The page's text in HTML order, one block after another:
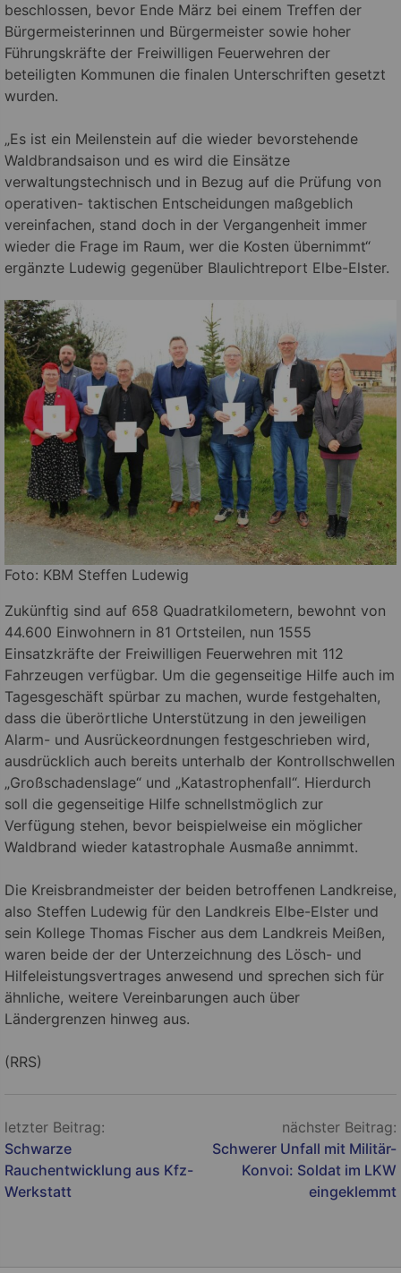
beschlossen, bevor Ende März bei einem Treffen der
Bürgermeisterinnen und Bürgermeister sowie hoher
Führungskräfte der Freiwilligen Feuerwehren der
beteiligten Kommunen die finalen Unterschriften gesetzt
wurden.
„Es ist ein Meilenstein auf die wieder bevorstehende
Waldbrandsaison und es wird die Einsätze
verwaltungstechnisch und in Bezug auf die Prüfung von
operativen- taktischen Entscheidungen maßgeblich
vereinfachen, stand doch in der Vergangenheit immer
wieder die Frage im Raum, wer die Kosten übernimmt“
ergänzte Ludewig gegenüber Blaulichtreport Elbe-Elster.
Foto: KBM Steffen Ludewig
Zukünftig sind auf 658 Quadratkilometern, bewohnt von
44.600 Einwohnern in 81 Ortsteilen, nun 1555
Einsatzkräfte der Freiwilligen Feuerwehren mit 112
Fahrzeugen verfügbar. Um die gegenseitige Hilfe auch im
Tagesgeschäft spürbar zu machen, wurde festgehalten,
dass die überörtliche Unterstützung in den jeweiligen
Alarm- und Ausrückeordnungen festgeschrieben wird,
ausdrücklich auch bereits unterhalb der Kontrollschwellen
„Großschadenslage“ und „Katastrophenfall“. Hierdurch
soll die gegenseitige Hilfe schnellstmöglich zur
Verfügung stehen, bevor beispielweise ein möglicher
Waldbrand wieder katastrophale Ausmaße annimmt.
Die Kreisbrandmeister der beiden betroffenen Landkreise,
also Steffen Ludewig für den Landkreis Elbe-Elster und
sein Kollege Thomas Fischer aus dem Landkreis Meißen,
waren beide der der Unterzeichnung des Lösch- und
Hilfeleistungsvertrages anwesend und sprechen sich für
ähnliche, weitere Vereinbarungen auch über
Ländergrenzen hinweg aus.
(RRS)
Beitragsnavigation
letzter Beitrag:
Schwarze
Rauchentwicklung aus Kfz-
Werkstatt
nächster Beitrag:
Schwerer Unfall mit Militär-
Konvoi: Soldat im LKW
eingeklemmt